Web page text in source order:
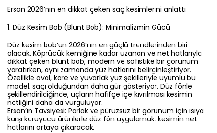
Ersan 2026’nın en dikkat çeken saç kesimlerini anlattı:
1.⁠ ⁠Düz Kesim Bob (Blunt Bob): Minimalizmin Gücü
Düz kesim bob’un 2026’nın en güçlü trendlerinden biri
olacak. Köprücük kemiğine kadar uzanan ve net hatlarıyla
dikkat çeken blunt bob, modern ve sofistike bir görünüm
yaratırken, aynı zamanda yüz hatlarını belirginleştiriyor.
Özellikle oval, kare ve yuvarlak yüz şekilleriyle uyumlu bu
model, saçı olduğundan daha gür gösteriyor. Düz fönle
şekillendirildiğinde, uçların hafifçe içe kıvrılması kesimin
netliğini daha da vurguluyor.
Ersan’ın Tavsiyesi: Parlak ve pürüzsüz bir görünüm için ısıya
karşı koruyucu ürünlerle düz fön uygulamak, kesimin net
hatlarını ortaya çıkaracak.